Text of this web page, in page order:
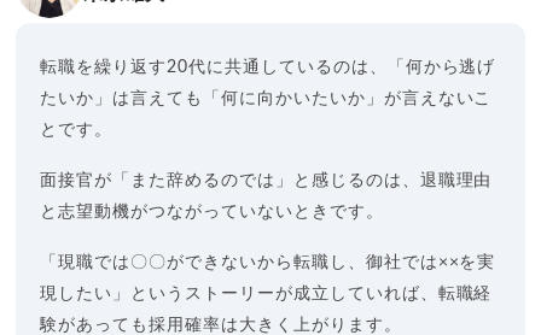
転職を繰り返す20代に共通しているのは、「何から逃げ
たいか」は言えても「何に向かいたいか」が言えないこ
とです。
面接官が「また辞めるのでは」と感じるのは、退職理由
と志望動機がつながっていないときです。
「現職では〇〇ができないから転職し、御社では××を実
現したい」というストーリーが成立していれば、転職経
験があっても採用確率は大きく上がります。